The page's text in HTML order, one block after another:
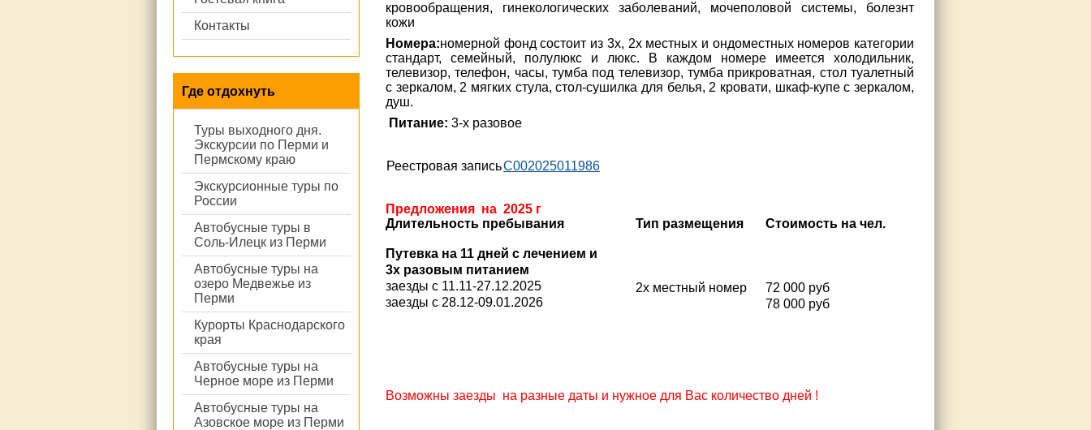
Контакты
Где отдохнуть
Туры выходного дня.
Экскурсии по Перми и
Пермскому краю
Экскурсионные туры по
России
Автобусные туры в
Соль-Илецк из Перми
Автобусные туры на
озеро Медвежье из
Перми
Курорты Краснодарского
края
Автобусные туры на
Черное море из Перми
Автобусные туры на
Азовское море из Перми
кровообращения, гинекологических заболеваний, мочеполовой системы, болезнт
кожи
Номера:номерной фонд состоит из 3х, 2х местных и ондоместных номеров категории
стандарт, семейный, полулюкс и люкс. В каждом номере имеется холодильник,
телевизор, телефон, часы, тумба под телевизор, тумба прикроватная, стол туалетный
с зеркалом, 2 мягких стула, стол-сушилка для белья, 2 кровати, шкаф-купе с зеркалом,
душ.
Питание: 3-х разовое
Реестровая записьС002025011986
Предложения на 2025 г
Длительность пребывания
Тип размещения Стоимость на чел.
Путевка на 11 дней с лечением и
3х разовым питанием
заезды с 11.11-27.12.2025
заезды с 28.12-09.01.2026
2х местный номер
72 000 руб
78 000 руб
Возможны заезды на разные даты и нужное для Вас количество дней !